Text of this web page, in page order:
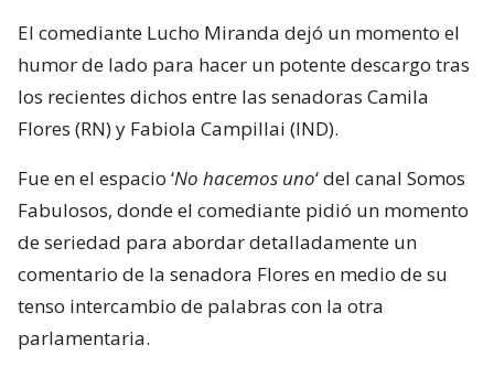
El comediante Lucho Miranda dejó un momento el
humor de lado para hacer un potente descargo tras
los recientes dichos entre las senadoras Camila
Flores (RN) y Fabiola Campillai (IND).
Fue en el espacio ‘No hacemos uno‘ del canal Somos
Fabulosos, donde el comediante pidió un momento
de seriedad para abordar detalladamente un
comentario de la senadora Flores en medio de su
tenso intercambio de palabras con la otra
parlamentaria.